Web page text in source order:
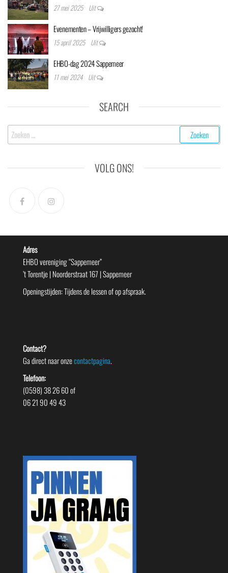
27 mei 2025 Uit
Evenementen – Vrijwilligers gezocht!
15 april 2025 Uit
EHBO-dag 2024 Sappemeer
11 mei 2024 Uit
SEARCH
Zoeken
naar:
VOLG ONS!
Adres
EHBO vereniging “Sappemeer”
’t Torentje | Noorderstraat 167 | Sappemeer
Openingstijden: Tijdens de lessen of op afspraak.
Contact?
Ga direct naar onzecontactpagina.
Telefoon:
(0598) 38 26 60 of
06 21 90 49 43